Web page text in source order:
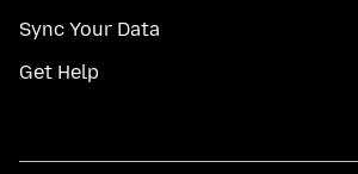
Sync Your Data
Get Help